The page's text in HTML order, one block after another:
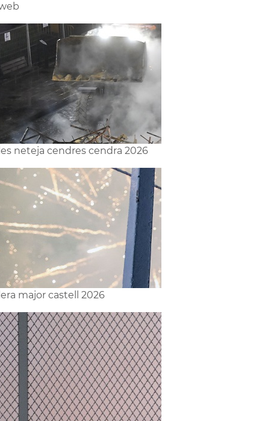
neteja cendres cendra 2026
major castell 2026